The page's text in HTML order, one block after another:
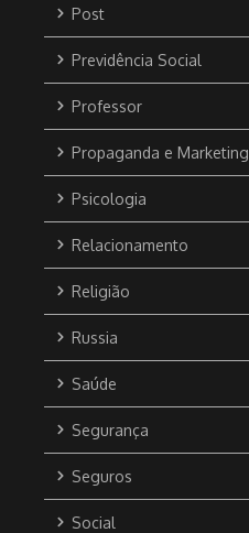
Post
Previdência Social
Professor
Propaganda e Marketing
Psicologia
Relacionamento
Religião
Russia
Saúde
Segurança
Seguros
Social